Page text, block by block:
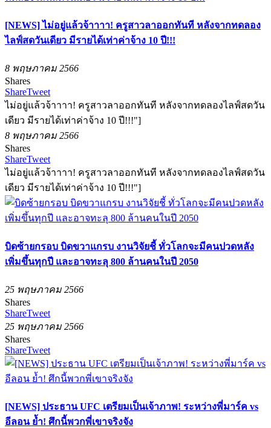
[NEWS] ไม่อยู่แล้วจ้าาาา! ครูสาวลาออกทันที หลังจากทดลอง
ไลฟ์สดวันเดียว มีรายได้เท่าค่าจ้าง 10 ปี!!!
8 พฤษภาคม 2566
Shares
ShareTweet
ไม่อยู่แล้วจ้าาาา! ครูสาวลาออกทันที หลังจากทดลองไลฟ์สดวัน
เดียว มีรายได้เท่าค่าจ้าง 10 ปี!!!"]
8 พฤษภาคม 2566
Shares
ShareTweet
ไม่อยู่แล้วจ้าาาา! ครูสาวลาออกทันที หลังจากทดลองไลฟ์สดวัน
เดียว มีรายได้เท่าค่าจ้าง 10 ปี!!!"]
บิดซ้ายกรอบ บิดขวาแกรบ งานวิจัยชี้ ทั่วโลกจะมีคนปวดหลัง
เพิ่มขึ้นทุกปี และอาจทะลุ 800 ล้านคนในปี 2050
25 พฤษภาคม 2566
Shares
ShareTweet
25 พฤษภาคม 2566
Shares
ShareTweet
[NEWS] ประธาน UFC เตรียมเป็นเจ้าภาพ! ระหว่างพี่มาร์ค vs
อีลอน ย้ำ! ศึกนี้พวกพี่เขาจริงจัง